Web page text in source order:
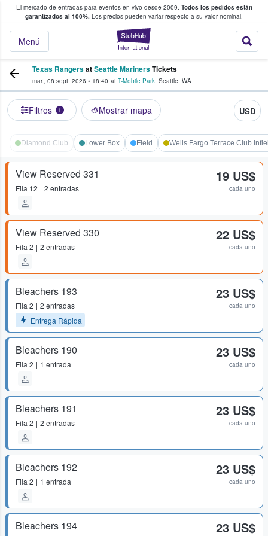
El mercado de entradas para eventos en vivo desde 2009. Todos los pedidos están
garantizados al 100%. Los precios pueden variar respecto a su valor nominal.
StubHub:
Menú
y venta de entradas entre fans
Texas RangersatSeattle MarinersTickets
mar., 08 sept. 2026 • 18:40 at T-Mobile Park, Seattle, WA
Filtros 1 Mostrar mapa USD
Diamond Club Lower Box Field Wells Fargo Terrace Club
View Reserved 331
Fila 12 2 entradas
19 US$
cada uno
View Reserved 330
Fila 2 2 entradas
22 US$
cada uno
Bleachers 193
Fila 2
2 entradas
Entrega Rápida
23 US$
cada uno
Bleachers 190
Fila 2 1 entrada
23 US$
cada uno
Bleachers 191
Fila 2 2 entradas
23 US$
cada uno
Bleachers 192
Fila 2 1 entrada
23 US$
cada uno
Bleachers 194 23 US$